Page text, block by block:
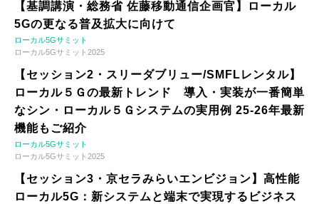
【基調講演・総務省 佐藤移動通信企画官】ローカル
5Gの更なる普及拡大に向けて
ローカル5Gサミット
ローカル5Gサミット2025
【セッション2・スリーダブリュー/SMFLレンタル】
ローカル５Ｇの最新トレンド 導入・実装が一番簡単
なシン・ローカル５Ｇシステムの実用例 25-26年最新
機能もご紹介
ローカル5Gサミット
ローカル5Gサミット2025
【セッション3・京セラみらいエンビジョン】高性能
ローカル5G：新システムと端末で実現するビジネス